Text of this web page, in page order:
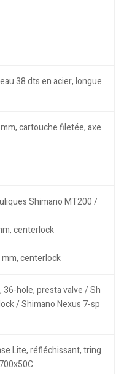
38 dts en acier, longue
cartouche filetée, axe
Shimano MT200 /
centerlock
centerlock
36-hole, presta valve / Sh
/ Shimano Nexus 7-sp
Lite, réfléchissant, tring